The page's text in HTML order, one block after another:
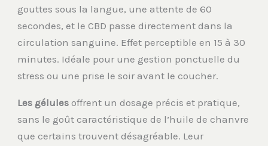
gouttes sous la langue, une attente de 60
secondes, et le CBD passe directement dans la
circulation sanguine. Effet perceptible en 15 à 30
minutes. Idéale pour une gestion ponctuelle du
stress ou une prise le soir avant le coucher.
Les gélules offrent un dosage précis et pratique,
sans le goût caractéristique de l’huile de chanvre
que certains trouvent désagréable. Leur